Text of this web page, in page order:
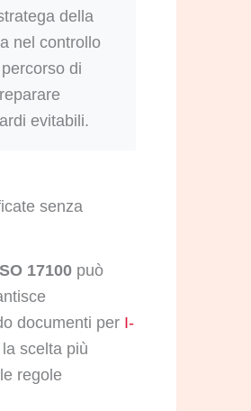
della
nel controllo
di
evitabili.
senza
17100 può
documenti per I-
scelta più
regole